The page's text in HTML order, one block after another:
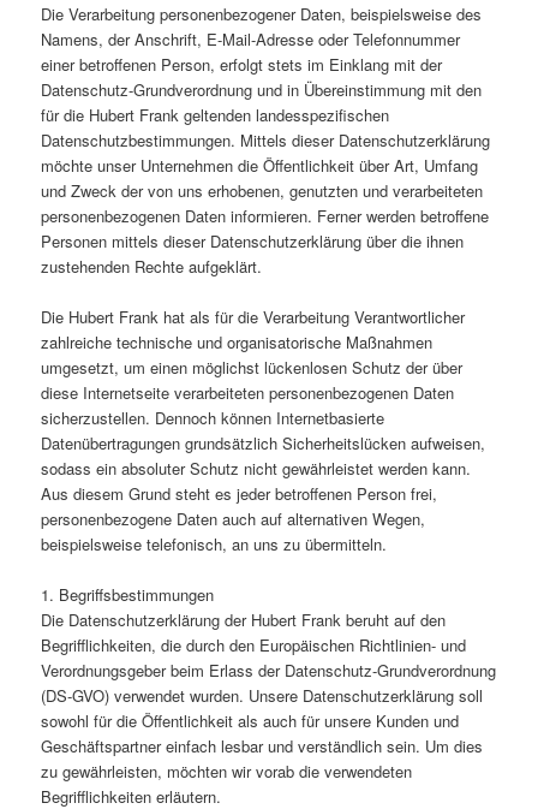
Die Verarbeitung personenbezogener Daten, beispielsweise des
Namens, der Anschrift, E-Mail-Adresse oder Telefonnummer
einer betroffenen Person, erfolgt stets im Einklang mit der
Datenschutz-Grundverordnung und in Übereinstimmung mit den
für die Hubert Frank geltenden landesspezifischen
Datenschutzbestimmungen. Mittels dieser Datenschutzerklärung
möchte unser Unternehmen die Öffentlichkeit über Art, Umfang
und Zweck der von uns erhobenen, genutzten und verarbeiteten
personenbezogenen Daten informieren. Ferner werden betroffene
Personen mittels dieser Datenschutzerklärung über die ihnen
zustehenden Rechte aufgeklärt.
Die Hubert Frank hat als für die Verarbeitung Verantwortlicher
zahlreiche technische und organisatorische Maßnahmen
umgesetzt, um einen möglichst lückenlosen Schutz der über
diese Internetseite verarbeiteten personenbezogenen Daten
sicherzustellen. Dennoch können Internetbasierte
Datenübertragungen grundsätzlich Sicherheitslücken aufweisen,
sodass ein absoluter Schutz nicht gewährleistet werden kann.
Aus diesem Grund steht es jeder betroffenen Person frei,
personenbezogene Daten auch auf alternativen Wegen,
beispielsweise telefonisch, an uns zu übermitteln.
1. Begriffsbestimmungen
Die Datenschutzerklärung der Hubert Frank beruht auf den
Begrifflichkeiten, die durch den Europäischen Richtlinien- und
Verordnungsgeber beim Erlass der Datenschutz-Grundverordnung
(DS-GVO) verwendet wurden. Unsere Datenschutzerklärung soll
sowohl für die Öffentlichkeit als auch für unsere Kunden und
Geschäftspartner einfach lesbar und verständlich sein. Um dies
zu gewährleisten, möchten wir vorab die verwendeten
Begrifflichkeiten erläutern.